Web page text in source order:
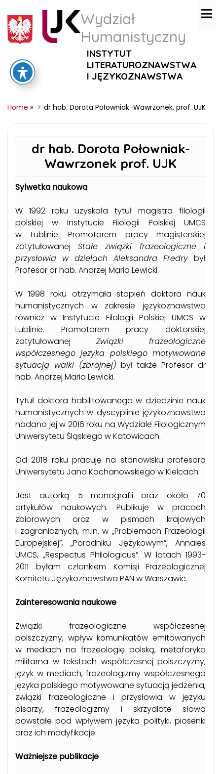
Wydział
Humanistyczny
INSTYTUT
LITERATUROZNAWSTWA
I JĘZYKOZNAWSTWA
Home » dr hab. Dorota Połowniak-Wawrzonek, prof. UJK
dr hab. Dorota Połowniak-
Wawrzonek prof. UJK
Sylwetka naukowa
W 1992 roku uzyskała tytuł magistra filologii
polskiej w Instytucie Filologii Polskiej UMCS
w Lublinie. Promotorem pracy magisterskiej
zatytułowanej Stałe związki frazeologiczne i
przysłowia w dziełach Aleksandra Fredry był
Profesor dr hab. Andrzej Maria Lewicki.
W 1998 roku otrzymała stopień doktora nauk
humanistycznych w zakresie językoznawstwa
również w Instytucie Filologii Polskiej UMCS w
Lublinie. Promotorem pracy doktorskiej
zatytułowanej Związki frazeologiczne
współczesnego języka polskiego motywowane
sytuacją walki (zbrojnej) był także Profesor dr
hab. Andrzej Maria Lewicki.
Tytuł doktora habilitowanego w dziedzinie nauk
humanistycznych w dyscyplinie językoznawstwo
nadano jej w 2016 roku na Wydziale Filologicznym
Uniwersytetu Śląskiego w Katowicach.
Od 2018 roku pracuję na stanowisku profesora
Uniwersytetu Jana Kochanowskiego w Kielcach.
Jest autorką 5 monografii oraz około 70
artykułów naukowych. Publikuje w pracach
zbiorowych oraz w pismach krajowych
i zagranicznych, m.in. w „Problemach Frazeologii
Europejskiej”, „Poradniku Językowym”, Annales
UMCS, „Respectus Philologicus”. W latach 1993-
2011 byłam członkiem Komisji Frazeologicznej
Komitetu Językoznawstwa PAN w Warszawie.
Zainteresowania naukowe
Związki frazeologiczne współczesnej
polszczyzny, wpływ komunikatów emitowanych
w mediach na frazeologię polską, metaforyka
militarna w tekstach współczesnej polszczyzny,
język w mediach, frazeologizmy współczesnego
języka polskiego motywowane sytuacją jedzenia,
związki frazeologiczne i przysłowia w języku
pisarzy, frazeologizmy i skrzydlate słowa
powstałe pod wpływem języka polityki, piosenki
oraz ich modyfikacje.
Ważniejsze publikacje